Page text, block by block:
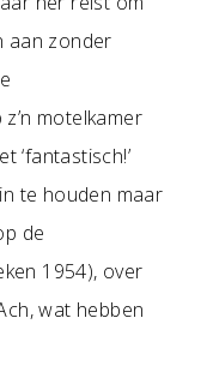
aan zonder
motelkamer
‘fantastisch!’
te houden maar
de
1954), over
wat hebben